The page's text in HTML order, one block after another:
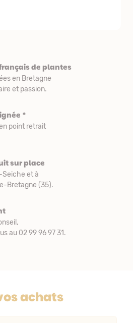
de plantes
en Bretagne
et passion.
*
point retrait
sur place
et à
Bretagne (35).
au 02 99 96 97 31.
achats